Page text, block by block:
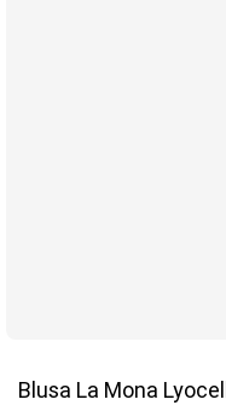
Blusa La Mona